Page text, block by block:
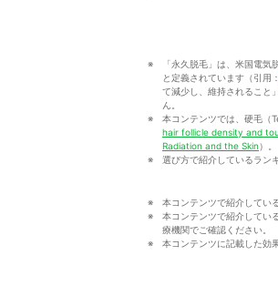
「永久脱毛」は、米国電
と定義されています（引用：
て減少し、維持されること
ん。
本コンテンツでは、硬毛（
hair follicle density and
Radiation and the Skin）。
選び方で紹介しているラン
本コンテンツで紹介してい
本コンテンツで紹介してい
療機関でご確認ください。
本コンテンツに記載した効